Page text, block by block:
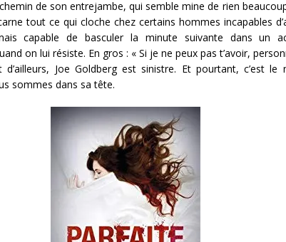
de son entrejambe, qui semble mine de rien
tout ce qui cloche chez certains hommes incapables
capable de basculer la minute suivante dans un
on lui résiste. En gros : « Si je ne peux pas t’avoir,
Joe Goldberg est sinistre. Et pourtant, c’est le
sommes dans sa tête.